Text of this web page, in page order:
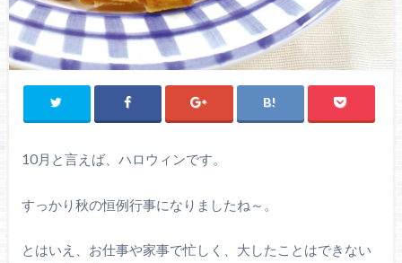
10月と言えば、ハロウィンです。
すっかり秋の恒例行事になりましたね～。
とはいえ、お仕事や家事で忙しく、大したことはできない